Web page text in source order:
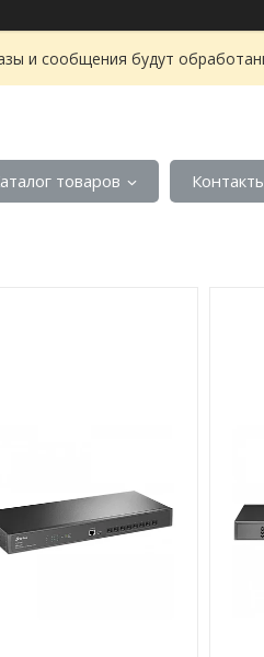
и сообщения будут
товаров